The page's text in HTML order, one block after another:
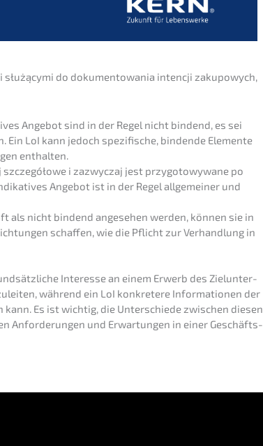
służą­cy­mi do dokumen­to­wa­nia inten­c­ji zakupo­wych,
Angebot sind in der Regel nicht bindend, es sei
LoI kann jedoch spezi­fi­sche, binden­de Elemen­te
enthalten.
i zazwy­c­zaj jest przygo­to­wy­wa­ne po
Angebot ist in der Regel allge­mei­ner und
als nicht bindend angese­hen werden, können sie in
schaf­fen, wie die Pflicht zur Verhand­lung in
Inter­es­se an einem Erwerb des Zielun­ter­
während ein LoI konkre­te­re Infor­ma­tio­nen der
Es ist wichtig, die Unter­schie­de zwischen diesen
Anfor­de­run­gen und Erwar­tun­gen in einer Geschäfts­